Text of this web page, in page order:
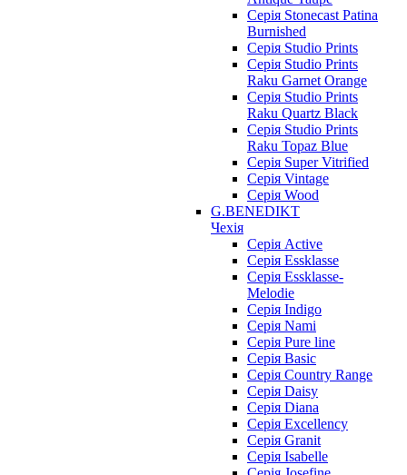
Серія Stonecast Patina
Burnished
Серія Studio Prints
Серія Studio Prints
Raku Garnet Orange
Серія Studio Prints
Raku Quartz Black
Серія Studio Prints
Raku Topaz Blue
Серія Super Vitrified
Серія Vintage
Серія Wood
G.BENEDIKT
Чехія
Cерія Active
Cерія Essklasse
Cерія Essklasse-
Melodie
Cерія Indigo
Cерія Nami
Cерія Pure line
Серія Basic
Серія Country Range
Серія Daisy
Серія Diana
Серія Excellency
Серія Granit
Серія Isabelle